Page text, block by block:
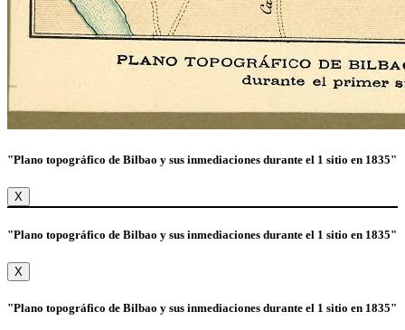
"Plano topográfico de Bilbao y sus inmediaciones durante el 1 sitio en 1835"
X
"Plano topográfico de Bilbao y sus inmediaciones durante el 1 sitio en 1835"
X
"Plano topográfico de Bilbao y sus inmediaciones durante el 1 sitio en 1835"